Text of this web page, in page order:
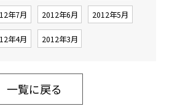
年7月 2012年6月 2012年5月
年4月 2012年3月
一覧に戻る